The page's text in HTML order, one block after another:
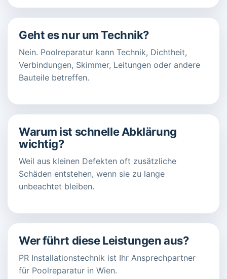
Geht es nur um Technik?
Nein. Poolreparatur kann Technik, Dichtheit,
Verbindungen, Skimmer, Leitungen oder andere
Bauteile betreffen.
Warum ist schnelle Abklärung
wichtig?
Weil aus kleinen Defekten oft zusätzliche
Schäden entstehen, wenn sie zu lange
unbeachtet bleiben.
Wer führt diese Leistungen aus?
PR Installationstechnik ist Ihr Ansprechpartner
für Poolreparatur in Wien.